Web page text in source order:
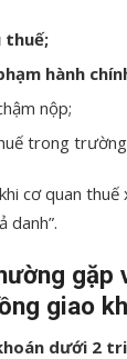
hành
nộp;
trong
cơ quan thuế
danh”.
gặp
giao
dưới 2